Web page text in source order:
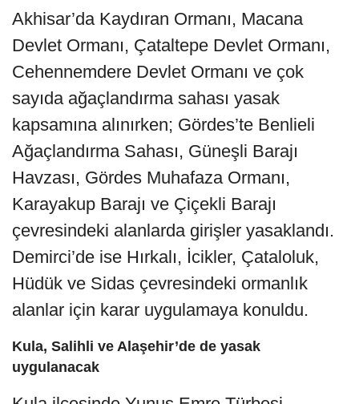
Akhisar’da Kaydıran Ormanı, Macana
Devlet Ormanı, Çataltepe Devlet Ormanı,
Cehennemdere Devlet Ormanı ve çok
sayıda ağaçlandırma sahası yasak
kapsamına alınırken; Gördes’te Benlieli
Ağaçlandırma Sahası, Güneşli Barajı
Havzası, Gördes Muhafaza Ormanı,
Karayakup Barajı ve Çiçekli Barajı
çevresindeki alanlarda girişler yasaklandı.
Demirci’de ise Hırkalı, İcikler, Çataloluk,
Hüdük ve Sidas çevresindeki ormanlık
alanlar için karar uygulamaya konuldu.
Kula, Salihli ve Alaşehir’de de yasak
uygulanacak